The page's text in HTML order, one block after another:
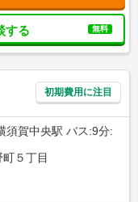
する 無料
初期費用に注目
須賀中央駅 バス:9分:
５丁目